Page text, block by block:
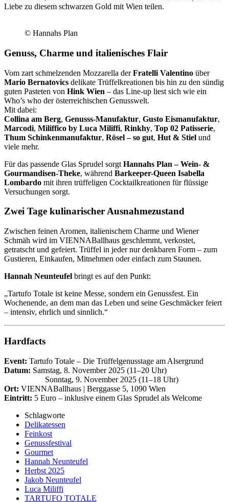
Liebe zu diesem schwarzen Gold mit Wien teilen.
© Hannahs Plan
Genuss, Charme und italienisches Flair
Vom zart schmelzenden Mozzarella derFratelli Valentino über
Mario Bernatovics delikate Trüffelkreationen bis hin zu den sündig
guten Pasteten von Hink Wien – das Line-up liest sich wie ein
Who’s who der österreichischen Genusswelt.
Mit dabei:
Collina am Berg, Genusss-Manufaktur, Gusto Eismanufaktur,
Marcodi, Miliffico by Luca Miliffi, Rinkhy, Top 02 Patisserie,
Thum Schinkenmanufaktur, Rösel – so gut, Hut & Stiel und
viele mehr.
Für das passende Glas Sprudel sorgt Hannahs Plan – Wein- &
Gourmandisen-Theke, während Barkeeper-Queen Isabella
Lombardo mit ihren trüffeligen Cocktailkreationen für flüssige
Versuchungen sorgt.
Zwei Tage kulinarischer Ausnahmezustand
Zwischen feinen Aromen, italienischem Charme und Wiener
Schmäh wird im VIENNABallhaus geschlemmt, verkostet,
getratscht und gefeiert. Trüffel in jeder nur denkbaren Form – zum
Gustieren, Einkaufen, Mitnehmen oder einfach zum Staunen.
Hannah Neunteufel bringt es auf den Punkt:
„Tartufo Totale ist keine Messe, sondern ein Genussfest. Ein
Wochenende, an dem man das Leben und seine Geschmäcker feiert
– intensiv, ehrlich und sinnlich.“
Hardfacts
Event: Tartufo Totale – Die Trüffelgenusstage am Alsergrund
Datum: Samstag, 8. November 2025 (11–20 Uhr)
Sonntag, 9. November 2025 (11–18 Uhr)
Ort: VIENNABallhaus | Berggasse 5, 1090 Wien
Eintritt: 5 Euro – inklusive einem Glas Sprudel als Welcome
Schlagworte
Delikatessen
Feinkost
Genussfestival
Gourmet
Hannah Neunteufel
Herbst 2025
Jakob Neunteufel
Luca Miliffi
TARTUFO TOTALE